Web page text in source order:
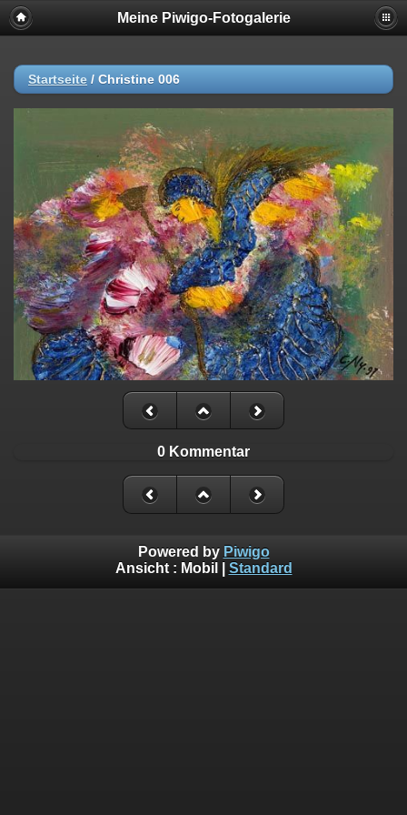
Meine Piwigo-Fotogalerie
Startseite / Christine 006
0 Kommentar
Powered by Piwigo
Ansicht : Mobil Standard